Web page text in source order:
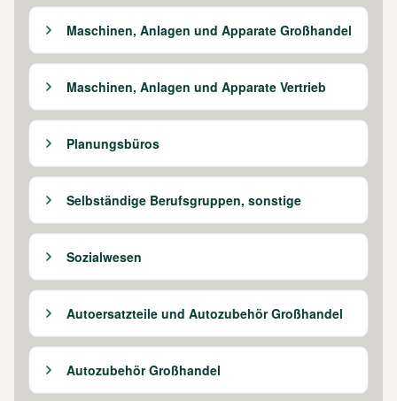
Maschinen, Anlagen und Apparate Großhandel
Maschinen, Anlagen und Apparate Vertrieb
Planungsbüros
Selbständige Berufsgruppen, sonstige
Sozialwesen
Autoersatzteile und Autozubehör Großhandel
Autozubehör Großhandel